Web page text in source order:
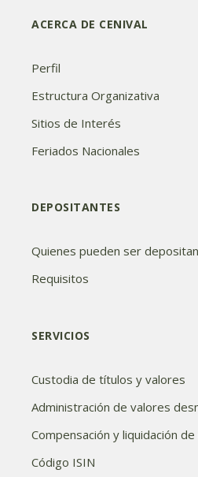
ACERCA DE CENIVAL
Perfil
Estructura Organizativa
Sitios de Interés
Feriados Nacionales
DEPOSITANTES
Quienes pueden ser
Requisitos
SERVICIOS
Custodia de títulos y valores
Administración de valores
Compensación y liquidación
Código ISIN